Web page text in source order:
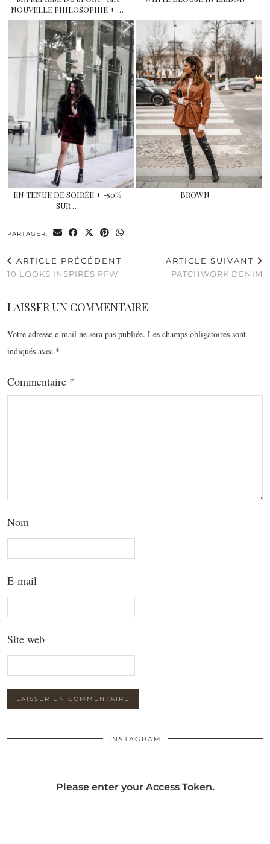
NOUVELLE PHILOSOPHIE + …
EN TENUE DE SOIRÉE + -50%
SUR …
BROWN
PARTAGER:
ARTICLE PRÉCÉDENT
10 LOOKS INSPIRÉS PFW
ARTICLE SUIVANT
PATCHWORK DENIM
LAISSER UN COMMENTAIRE
Votre adresse e-mail ne sera pas publiée. Les champs obligatoires sont
indiqués avec *
Commentaire *
Nom
E-mail
Site web
INSTAGRAM
Please enter your Access Token.